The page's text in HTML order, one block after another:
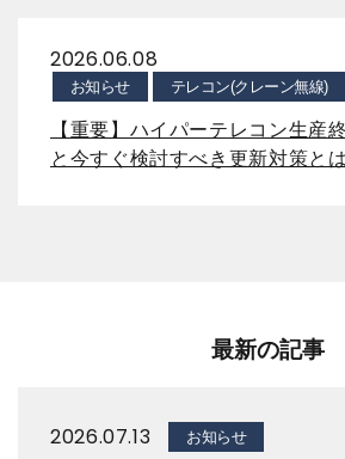
2026.06.08
お知らせ テレコン(クレーン無線)
【重要】ハイパーテレコン生産
と今すぐ検討すべき更新対策とは
最新の記事
2026.07.13 お知らせ